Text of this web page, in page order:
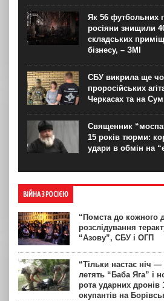
Як 56 футбольних
росіяни знищили
складських
бізнесу, – ЗМІ
СБУ викрила ще
проросійських
Черкасах та на
Священник
15 років тюрми:
удари в обмін на
ВІЙНА З РОСІЄЮ
“Помста до кожного
розслідування
“Азову”, СБУ і ОГП
“Тільки настає ніч —
летять “Баба Яга” і
рота ударних дронів
окупантів на